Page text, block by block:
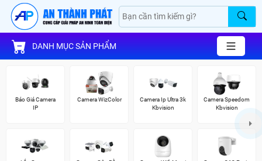
DANH MỤC SẢN PHẨM
Báo Giá Camera
IP
Camera WizColor
Camera Ip Ultra 3k
Kbvision
Camera Speedom
Kbvision